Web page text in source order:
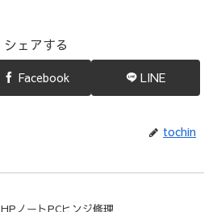
シェアする
Facebook LINE
tochin
HPノートPCヒンジ修理